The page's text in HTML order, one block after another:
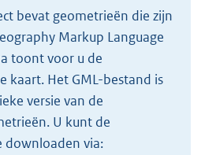
t
t
e
:
2
K
b
bevat geometrieën die zijn
Markup Language
toont voor u de
kaart. Het GML-bestand is
versie van de
U kunt de
downloaden via: